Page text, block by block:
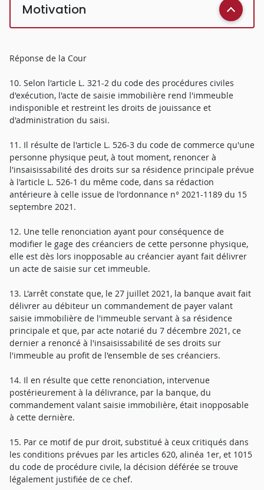
Motivation
Réponse de la Cour
10. Selon l'article L. 321-2 du code des procédures civiles
d'exécution, l'acte de saisie immobilière rend l'immeuble
indisponible et restreint les droits de jouissance et
d'administration du saisi.
11. Il résulte de l'article L. 526-3 du code de commerce qu'une
personne physique peut, à tout moment, renoncer à
l'insaisissabilité des droits sur sa résidence principale prévue
à l'article L. 526-1 du même code, dans sa rédaction
antérieure à celle issue de l'ordonnance n° 2021-1189 du 15
septembre 2021.
12. Une telle renonciation ayant pour conséquence de
modifier le gage des créanciers de cette personne physique,
elle est dès lors inopposable au créancier ayant fait délivrer
un acte de saisie sur cet immeuble.
13. L'arrêt constate que, le 27 juillet 2021, la banque avait fait
délivrer au débiteur un commandement de payer valant
saisie immobilière de l'immeuble servant à sa résidence
principale et que, par acte notarié du 7 décembre 2021, ce
dernier a renoncé à l'insaisissabilité de ses droits sur
l'immeuble au profit de l'ensemble de ses créanciers.
14. Il en résulte que cette renonciation, intervenue
postérieurement à la délivrance, par la banque, du
commandement valant saisie immobilière, était inopposable
à cette dernière.
15. Par ce motif de pur droit, substitué à ceux critiqués dans
les conditions prévues par les articles 620, alinéa 1er, et 1015
du code de procédure civile, la décision déférée se trouve
légalement justifiée de ce chef.